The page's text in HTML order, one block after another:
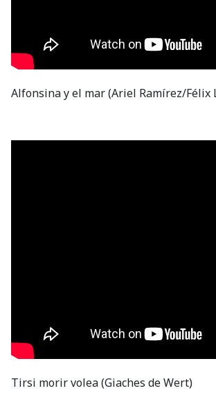
Alfonsina y el mar (Ariel Ramírez/Félix
Tirsi morir volea (Giaches de Wert)